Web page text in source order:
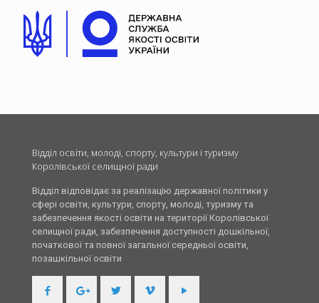
Відділ освіти, молоді, спорту, культури і туризму
Королівської селищної ради
Відділ відповідає за реалізацію державної політики у
сфері освіти, культури, спорту, молоді, туризму та
забезпечення якості освіти на території Королівської
селищної ради, забезпечення доступності дошкільної,
початкової та повної загальної середньої освіти,
позашкільної освіти